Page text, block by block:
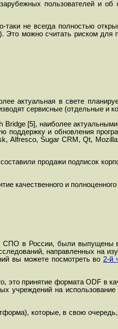
пользователей и об
не всегда полностью
можно считать риском для
актуальная в свете
сервисные (отдельные
Bridge [5], наиболее
и обновления
, Alfresco, Sugar CRM,Qt, Mozilla
продажи подписок
качественного и
СПО в России, были выпущены
направленных на
вы можете посмотреть во2-й
принятие формата ODF в
на использование
которые, в свою